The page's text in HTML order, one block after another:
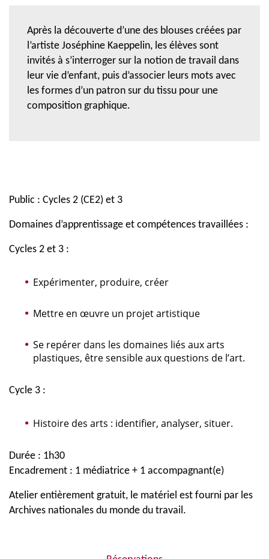
Après la découverte d’une des blouses créées par
l’artiste Joséphine Kaeppelin, les élèves sont
invités à s’interroger sur la notion de travail dans
leur vie d’enfant, puis d’associer leurs mots avec
les formes d’un patron sur du tissu pour une
composition graphique.
Public : Cycles 2 (CE2) et 3
Domaines d’apprentissage et compétences travaillées :
Cycles 2 et 3 :
Expérimenter, produire, créer
Mettre en œuvre un projet artistique
Se repérer dans les domaines liés aux arts
plastiques, être sensible aux questions de l’art.
Cycle 3 :
Histoire des arts : identifier, analyser, situer.
Durée : 1h30
Encadrement : 1 médiatrice + 1 accompagnant(e)
Atelier entièrement gratuit, le matériel est fourni par les
Archives nationales du monde du travail.